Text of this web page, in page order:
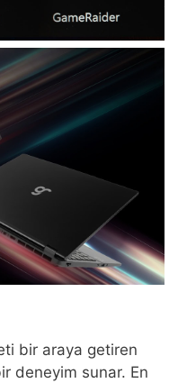
bir araya getiren
deneyim sunar. En